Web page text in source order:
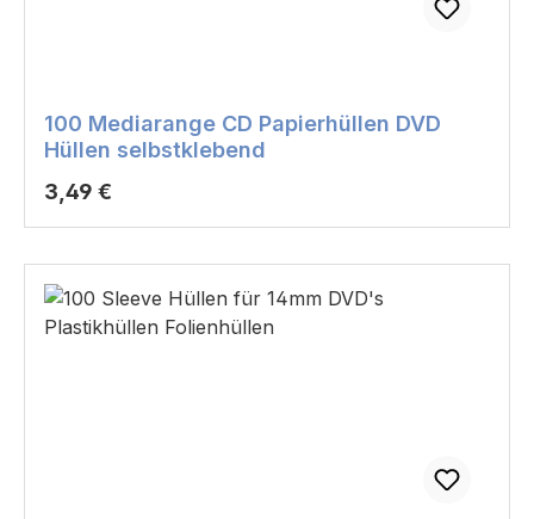
100 Mediarange CD Papierhüllen DVD
Hüllen selbstklebend
Regulärer Preis:
3,49 €